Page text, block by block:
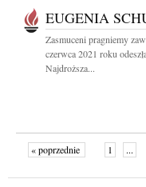
EUGENIA
Zasmuceni pragniemy
czerwca 2021 roku
Najdroższa...
« poprzednie 1 ...